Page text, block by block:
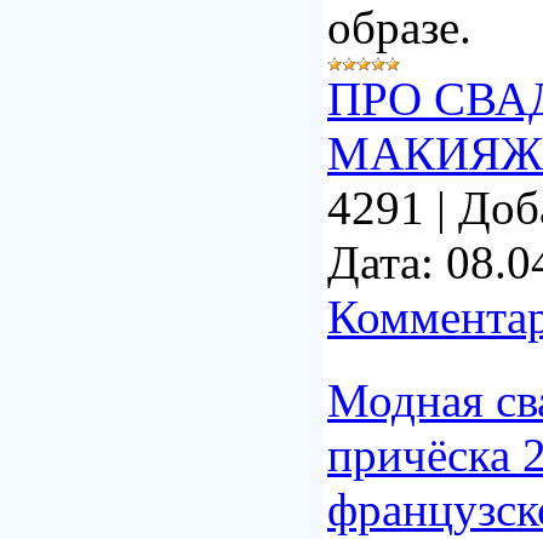
образе.
ПРО
МАКИЯЖ
4291 |
Дата:
Модная
причёска